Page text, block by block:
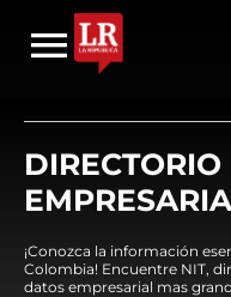
¡Conozca la información
Colombia! Encuentre NIT,
datos empresarial mas